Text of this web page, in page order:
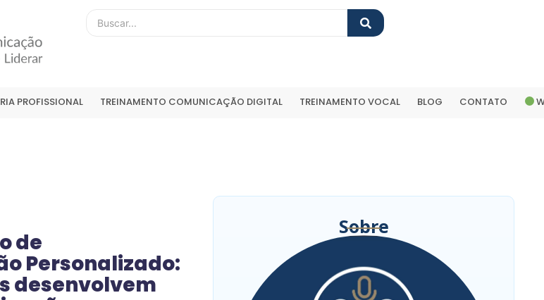
PROFISSIONAL TREINAMENTO COMUNICAÇÃO DIGITAL TREINAMENTO VOCAL BLOG CONTATO
de
Personalizado:
desenvolvem
Sobre